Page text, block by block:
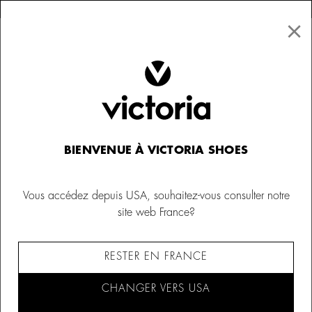
×
BIENVENUE À VICTORIA SHOES
Vous accédez depuis USA, souhaitez-vous consulter notre
site web France?
RESTER EN FRANCE
CHANGER VERS USA